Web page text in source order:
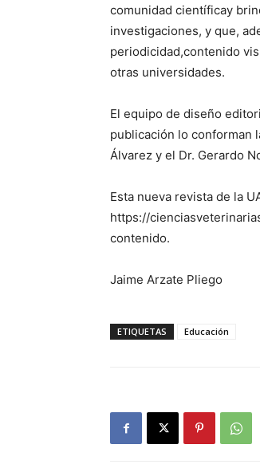
comunidad científicay
investigaciones, y que,
periodicidad,contenido
otras universidades.
El equipo de diseño
publicación lo conforman
Álvarez y el Dr. Gerardo
Esta nueva revista de la
https://
contenido.
Jaime Arzate Pliego
ETIQUETAS Educación